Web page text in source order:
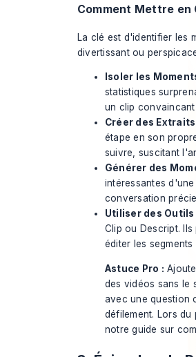
Comment Mettre
La clé est d'identifier les
divertissant ou
Isoler les
statistiques
un clip
Créer des
étape en son
suivre, suscitant
Générer des
intéressantes
conversation
Utiliser des Outils
Clip ou Descript.
éditer les
Astuce Pro :
des vidéos sans le
avec une question
défilement. Lors
notre guide sur